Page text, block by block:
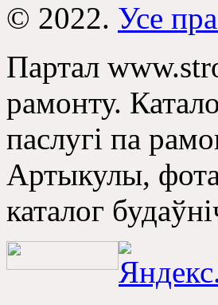
© 2022. Усе
Партал
рамонту.
паслугі па
Артыкулы,
каталог